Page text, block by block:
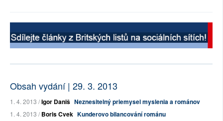
Obsah vydání | 29. 3. 2013
1. 4. 2013 /Igor Daniš Neznesitelný priemysel myslenia a románov
1. 4. 2013 /Boris Cvek Kunderovo bilancování románu